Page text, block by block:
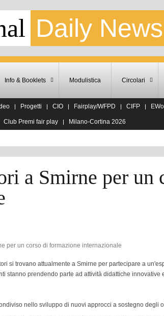
Daily News
Info & Booklets Modulistica Circolari
Progetti CIO Fairplay/WFPD CIFP
Club Premi fair play Milano-Cortina 2026
a Smirne per un
si trovano attualmente a Smirne per partecipare a
stanno prendendo parte ad attività didattiche innovative
nello sviluppo di nuovi approcci a sostegno degli